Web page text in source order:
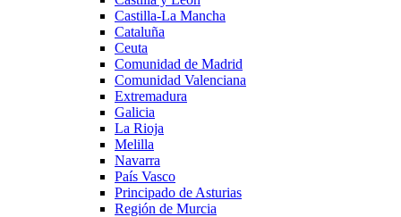
Castilla-La Mancha
Cataluña
Ceuta
Comunidad de Madrid
Comunidad Valenciana
Extremadura
Galicia
La Rioja
Melilla
Navarra
País Vasco
Principado de Asturias
Región de Murcia